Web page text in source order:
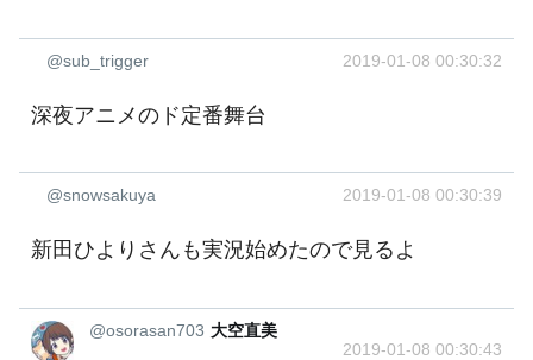
@sub_trigger 2019-01-08 00:30:32
深夜アニメのド定番舞台
@snowsakuya 2019-01-08 00:30:39
新田ひよりさんも実況始めたので見るよ
@osorasan703 大空直美
2019-01-08 00:30:43